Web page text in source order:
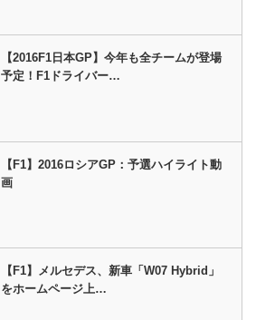
【2016F1日本GP】今年も全チームが登場
予定！F1ドライバー…
【F1】2016ロシアGP：予選ハイライト動
画
【F1】メルセデス、新車「W07 Hybrid」
をホームページ上…